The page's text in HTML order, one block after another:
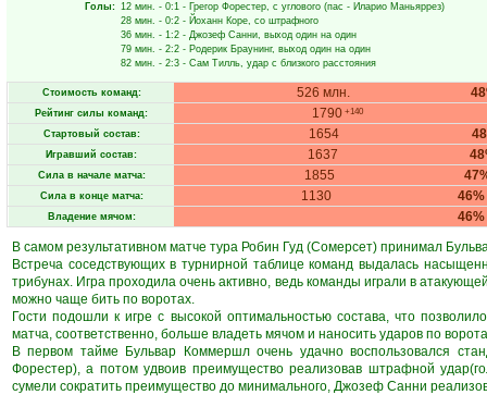
Голы: 12 мин. - 0:1 - Грегор Форестер, с углового (пас - Иларио Маньяррез)
28 мин. - 0:2 - Йоханн Коре, со штрафного
36 мин. - 1:2 - Джозеф Санни, выход один на один
79 мин. - 2:2 - Родерик Браунинг, выход один на один
82 мин. - 2:3 - Сам Тилль, удар с близкого расстояния
Стоимость команд: 526 млн.
Рейтинг силы команд: 1790+140
Стартовый состав: 1654
Игравший состав: 1637
Сила в начале матча: 1855
Сила в конце матча: 46%
1130
Владение мячом:
46%
В самом результативном матче тура Робин Гуд (Сомерсет) принимал
Встреча соседствующих в турнирной таблице команд выдалась
трибунах. Игра проходила очень активно, ведь команды играли в
можно чаще бить по воротах.
Гости подошли к игре с высокой оптимальностью состава, что
матча, соответственно, больше владеть мячом и наносить ударов по
В первом тайме Бульвар Коммершл очень удачно воспользовался
Форестер), а потом удвоив преимущество реализовав штрафной
сумели сократить преимущество до минимального, Джозеф Санни